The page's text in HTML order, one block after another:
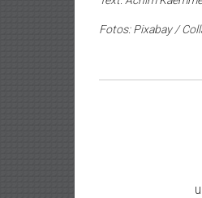
Fotos: Pixabay /